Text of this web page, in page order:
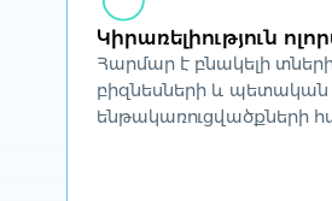
Կիրառելիություն
Հարմար է բնակելի
բիզնեսների և պետական
ենթակառուցվածքների